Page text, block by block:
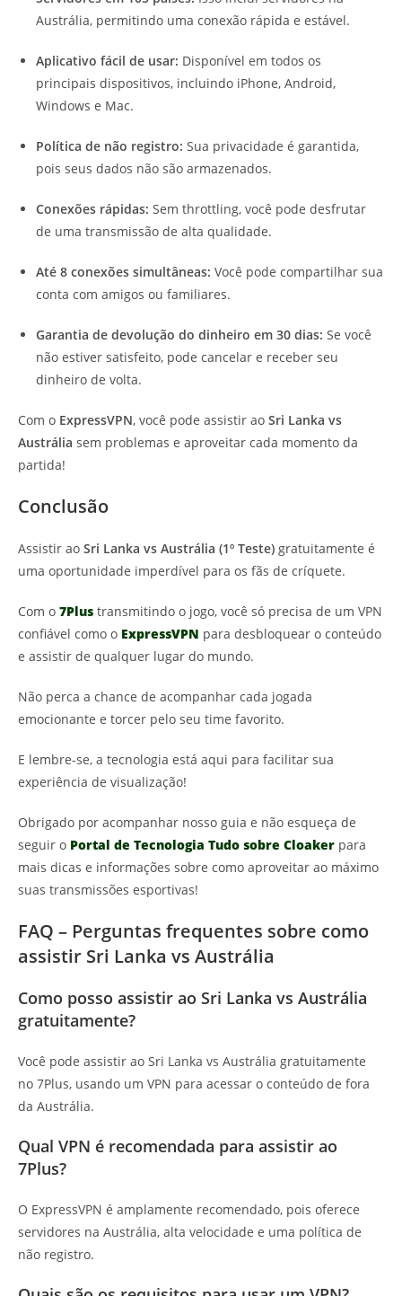
Austrália, permitindo uma conexão rápida e estável.
Aplicativo fácil de usar: Disponível em todos os
principais dispositivos, incluindo iPhone, Android,
Windows e Mac.
Política de não registro: Sua privacidade é garantida,
pois seus dados não são armazenados.
Conexões rápidas: Sem throttling, você pode desfrutar
de uma transmissão de alta qualidade.
Até 8 conexões simultâneas: Você pode compartilhar sua
conta com amigos ou familiares.
Garantia de devolução do dinheiro em 30 dias: Se você
não estiver satisfeito, pode cancelar e receber seu
dinheiro de volta.
Com o ExpressVPN, você pode assistir ao Sri Lanka vs
Austrália sem problemas e aproveitar cada momento da
partida!
Conclusão
Assistir ao Sri Lanka vs Austrália (1º Teste) gratuitamente é
uma oportunidade imperdível para os fãs de críquete.
Com o 7Plus transmitindo o jogo, você só precisa de um VPN
confiável como o ExpressVPN para desbloquear o conteúdo
e assistir de qualquer lugar do mundo.
Não perca a chance de acompanhar cada jogada
emocionante e torcer pelo seu time favorito.
E lembre-se, a tecnologia está aqui para facilitar sua
experiência de visualização!
Obrigado por acompanhar nosso guia e não esqueça de
seguir o Portal de Tecnologia Tudo sobre Cloaker para
mais dicas e informações sobre como aproveitar ao máximo
suas transmissões esportivas!
FAQ – Perguntas frequentes sobre como
assistir Sri Lanka vs Austrália
Como posso assistir ao Sri Lanka vs Austrália
gratuitamente?
Você pode assistir ao Sri Lanka vs Austrália gratuitamente
no 7Plus, usando um VPN para acessar o conteúdo de fora
da Austrália.
Qual VPN é recomendada para assistir ao
7Plus?
O ExpressVPN é amplamente recomendado, pois oferece
servidores na Austrália, alta velocidade e uma política de
não registro.